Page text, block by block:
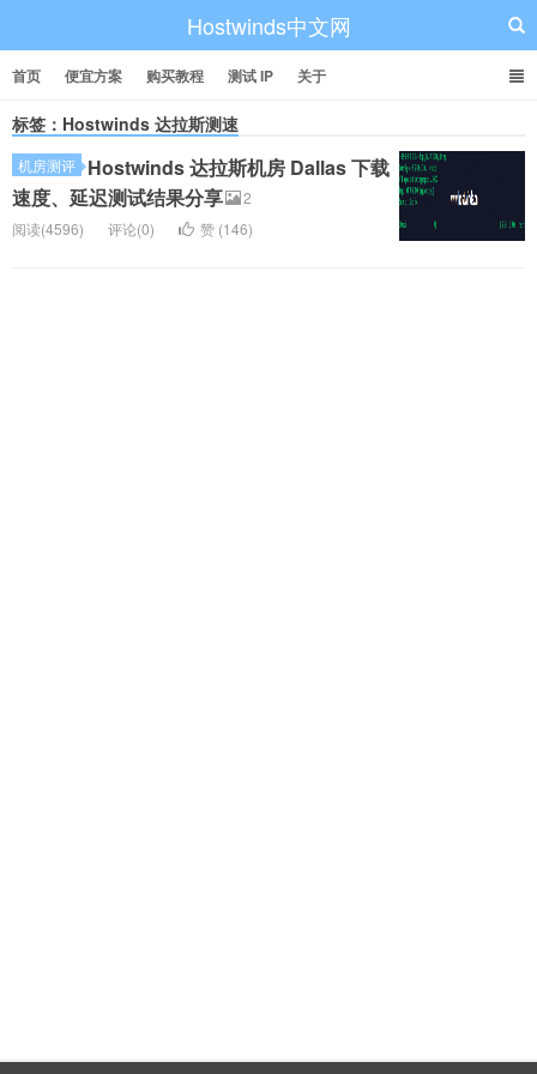
Hostwinds中文网
首页 便宜方案 购买教程 测试 IP 关于
标签：Hostwinds 达拉斯测速
机房测评
Hostwinds 达拉斯机房 Dallas 下载
速度、延迟测试结果分享
2
阅读(4596)
评论(0) 赞 (146)